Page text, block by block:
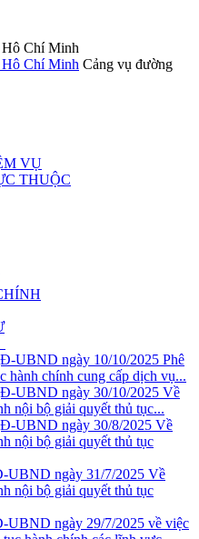
Cảng vụ đường
VỤ
THUỘC
UBND ngày 10/10/2025 Phê
hành chính cung cấp dịch vụ...
UBND ngày 30/10/2025 Về
nội bộ giải quyết thủ tục...
UBND ngày 30/8/2025 Về
nội bộ giải quyết thủ tục
UBND ngày 31/7/2025 Về
nội bộ giải quyết thủ tục
UBND ngày 29/7/2025 về việc